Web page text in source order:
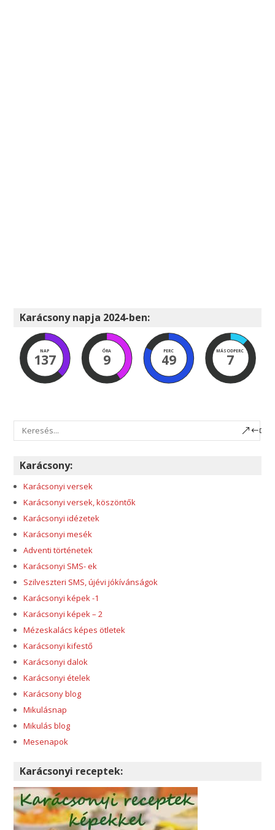
Karácsony napja 2024-ben:
NAP
137
ÓRA
9
PERC
49
MÁSODPERC
5
Karácsony:
Karácsonyi versek
Karácsonyi versek, köszöntők
Karácsonyi idézetek
Karácsonyi mesék
Adventi történetek
Karácsonyi SMS- ek
Szilveszteri SMS, újévi jókívánságok
Karácsonyi képek -1
Karácsonyi képek – 2
Mézeskalács képes ötletek
Karácsonyi kifestő
Karácsonyi dalok
Karácsonyi ételek
Karácsony blog
Mikulásnap
Mikulás blog
Mesenapok
Karácsonyi receptek: